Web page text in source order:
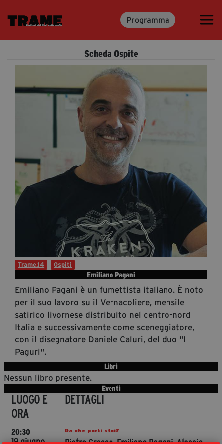
Programma
Trame.15
Media & Press
Accrediti Stampa
Cartella Stampa
Rassegna Stampa
Partecipa
Diventa Partner
Fondazione Trame
Chi Siamo
Civico Trame
#Trameascuola
Visioni Civiche
Mostra 3D - Visioni Civiche
Il Diritto di Essere
Archivio Storico
Contatti
Scheda Ospite
Emiliano Pagani
Emiliano Pagani è un fumettista italiano. È noto
per il suo lavoro su il Vernacoliere, mensile
satirico livornese distribuito nel centro-nord
Italia e successivamente come sceneggiatore,
con il disegnatore Daniele Caluri, del duo "I
Paguri".
Trame.14 Ospiti
Libri
Nessun libro presente.
Eventi
LUOGO E
ORA
DETTAGLI
20:30
19 giugno
Da che parti stai?